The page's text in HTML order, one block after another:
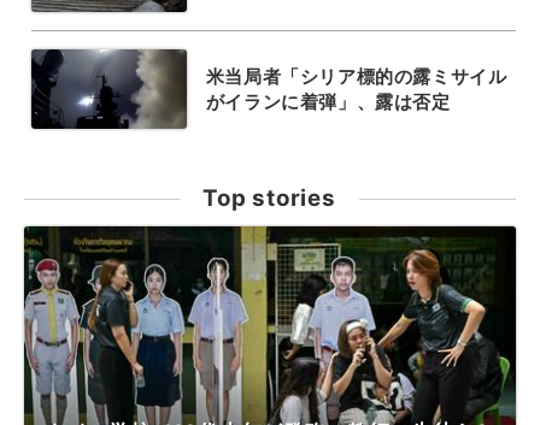
米当局者「シリア標的の露ミサイル
がイランに着弾」、露は否定
Top stories